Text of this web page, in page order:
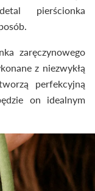
pierścionka
zaręczynowego
z niezwykłą
perfekcyjną
on idealnym